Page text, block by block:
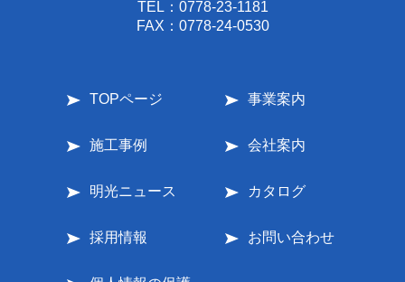
TEL： 0778-23-1181
FAX：0778-24-0530
TOPページ 事業案内
施工事例 会社案内
明光ニュース カタログ
採用情報 お問い合わせ